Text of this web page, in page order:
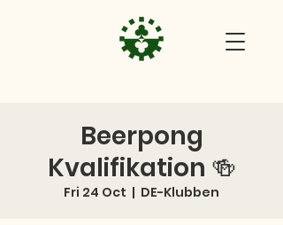
Beerpong
Kvalifikation 🍻
Fri 24 Oct
  |
DE-Klubben